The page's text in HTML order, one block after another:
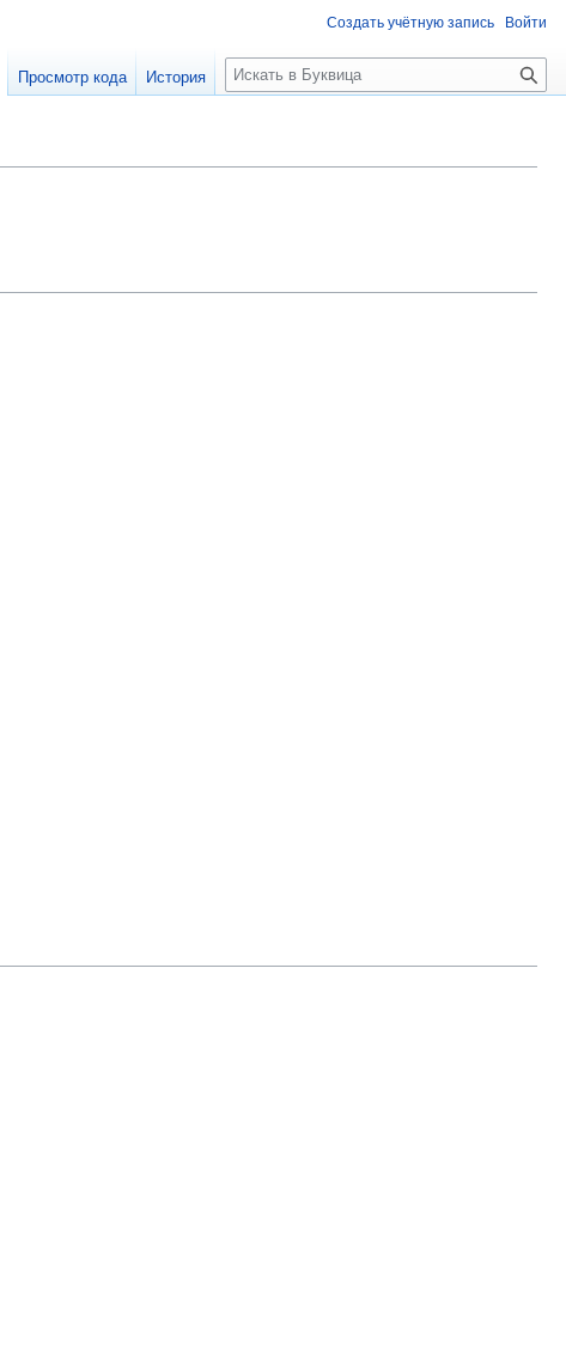
Создать учётную запись Войти
Просмотр кода История
П
о
к